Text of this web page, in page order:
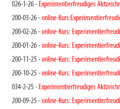
026-1-26 - Experimentierfreudiges
200-03-26 -online-
200-02-26 -online-Kurs:
200-01-26 -online-Kurs:
200-11-25 -online-Kurs:
200-10-25 -online-Kurs:
034-2-25 - Experimentierfreudiges
200-09-25 -online-Kurs: